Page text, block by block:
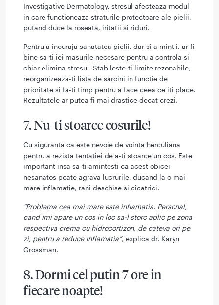
Investigative Dermatology, stresul afecteaza modul
in care functioneaza straturile protectoare ale pielii,
putand duce la roseata, iritatii si riduri.
Pentru a incuraja sanatatea pielii, dar si a mintii, ar fi
bine sa-ti iei masurile necesare pentru a controla si
chiar elimina stresul. Stabileste-ti limite rezonabile,
reorganizeaza-ti lista de sarcini in functie de
prioritate si fa-ti timp pentru a face ceea ce iti place.
Rezultatele ar putea fi mai drastice decat crezi.
7. Nu-ti stoarce cosurile!
Cu siguranta ca este nevoie de vointa herculiana
pentru a rezista tentatiei de a-ti stoarce un cos. Este
important insa sa-ti amintesti ca acest obicei
nesanatos poate agrava lucrurile, ducand la o mai
mare inflamatie, rani deschise si cicatrici.
"Problema cea mai mare este inflamatia. Personal,
cand imi apare un cos in loc sa-l storc aplic pe zona
respectiva crema cu hidrocortizon, de cateva ori pe
zi, pentru a reduce inflamatia”, explica dr. Karyn
Grossman.
8. Dormi cel putin 7 ore in
fiecare noapte!